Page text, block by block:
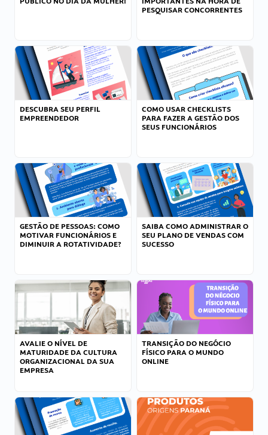
PESQUISAR CONCORRENTES
DESCUBRA SEU PERFIL
EMPREENDEDOR
COMO USAR CHECKLISTS
PARA FAZER A GESTÃO DOS
SEUS FUNCIONÁRIOS
GESTÃO DE PESSOAS: COMO
MOTIVAR FUNCIONÁRIOS E
DIMINUIR A ROTATIVIDADE?
SAIBA COMO ADMINISTRAR O
SEU PLANO DE VENDAS COM
SUCESSO
AVALIE O NÍVEL DE
MATURIDADE DA CULTURA
ORGANIZACIONAL DA SUA
EMPRESA
TRANSIÇÃO DO NEGÓCIO
FÍSICO PARA O MUNDO
ONLINE